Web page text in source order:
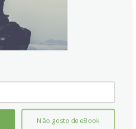
Não gosto de eBook